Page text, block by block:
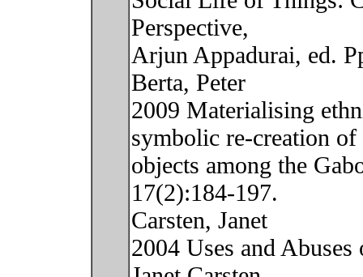
Perspective,
Arjun Appadurai, ed.
Berta, Peter
2009 Materialising
symbolic re-creation of
objects among the
17(2):184-197.
Carsten, Janet
2004 Uses and